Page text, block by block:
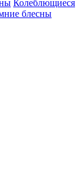
Колеблющиеся
блесны